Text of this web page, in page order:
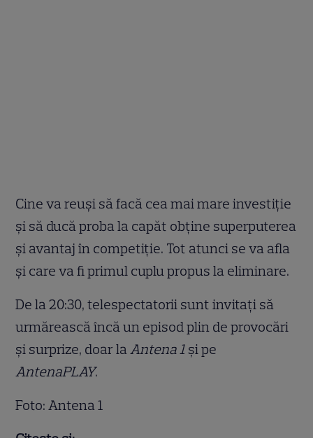
Cine va reuși să facă cea mai mare investiție
și să ducă proba la capăt obține superputerea
și avantaj în competiție. Tot atunci se va afla
și care va fi primul cuplu propus la eliminare.
De la 20:30, telespectatorii sunt invitați să
urmărească încă un episod plin de provocări
și surprize, doar la Antena 1 și pe
AntenaPLAY.
Foto: Antena 1